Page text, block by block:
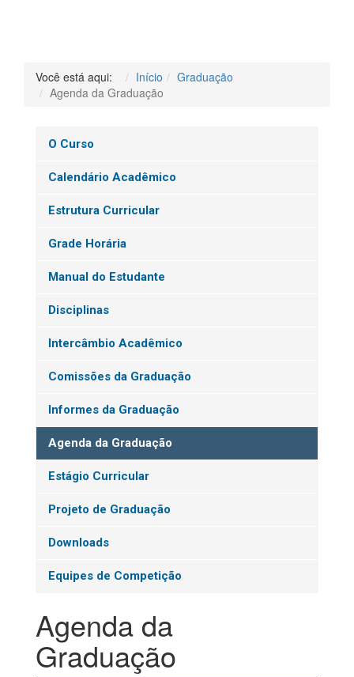
Você está aqui: Início
Graduação
Agenda da Graduação
O Curso
Calendário Acadêmico
Estrutura Curricular
Grade Horária
Manual do Estudante
Disciplinas
Intercâmbio Acadêmico
Comissões da Graduação
Informes da Graduação
Agenda da Graduação
Estágio Curricular
Projeto de Graduação
Downloads
Equipes de Competição
Agenda da
Graduação